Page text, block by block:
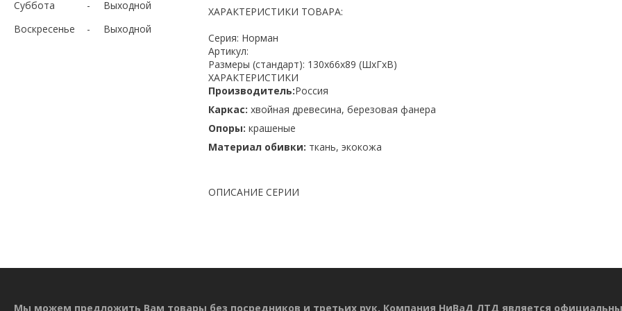
Суббота
Выходной
Воскресенье
Выходной
ХАРАКТЕРИСТИКИ ТОВАРА:
Серия: Норман
Артикул:
Размеры (стандарт): 130x66x89 (ШхГхВ)
ХАРАКТЕРИСТИКИ
Производитель:Россия
Каркас: хвойная древесина, березовая фанера
Опоры: крашеные
Материал обивки: ткань, экокожа
ОПИСАНИЕ СЕРИИ
Мы можем предложить Вам товары без посредников и третьих рук. Компания НиВаД ЛТД является